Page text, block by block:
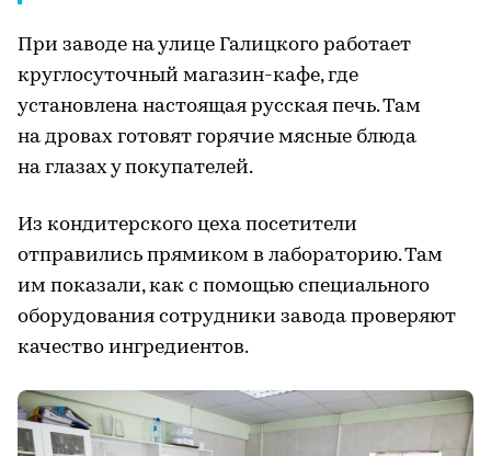
При заводе на улице Галицкого работает
круглосуточный магазин-кафе, где
установлена настоящая русская печь. Там
на дровах готовят горячие мясные блюда
на глазах у покупателей.
Из кондитерского цеха посетители
отправились прямиком в лабораторию. Там
им показали, как с помощью специального
оборудования сотрудники завода проверяют
качество ингредиентов.